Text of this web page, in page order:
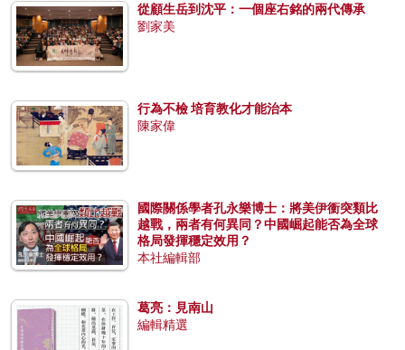
從顧生岳到沈平：一個座右銘的兩代傳承
劉家美
行為不檢 培育教化才能治本
陳家偉
國際關係學者孔永樂博士：將美伊衝突類比
越戰，兩者有何異同？中國崛起能否為全球
格局發揮穩定效用？
本社編輯部
葛亮：見南山
編輯精選